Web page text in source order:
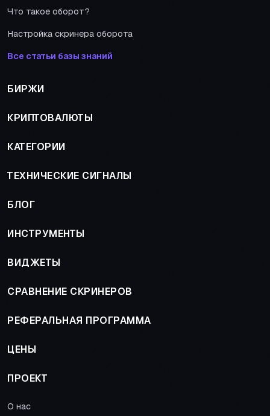
Что такое оборот?
Настройка скринера оборота
Все статьи базы знаний
БИРЖИ
КРИПТОВАЛЮТЫ
КАТЕГОРИИ
ТЕХНИЧЕСКИЕ СИГНАЛЫ
БЛОГ
ИНСТРУМЕНТЫ
ВИДЖЕТЫ
СРАВНЕНИЕ СКРИНЕРОВ
РЕФЕРАЛЬНАЯ ПРОГРАММА
ЦЕНЫ
ПРОЕКТ
О нас